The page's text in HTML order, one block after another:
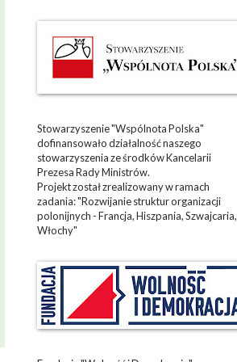
Stowarzyszenie "Wspólnota Polska"
dofinansowało działalność naszego
stowarzyszenia ze środków Kancelarii
Prezesa Rady Ministrów.
Projekt został zrealizowany w ramach
zadania: "Rozwijanie struktur organizacji
polonijnych - Francja, Hiszpania, Szwajcaria,
Włochy"